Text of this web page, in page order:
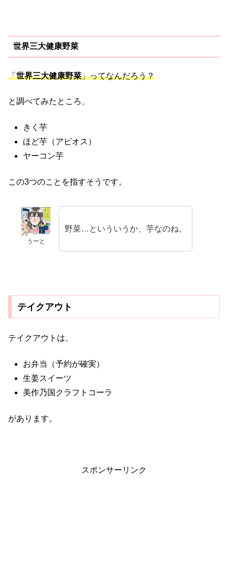
世界三大健康野菜
「世界三大健康野菜」ってなんだろう？
と調べてみたところ、
きく芋
ほど芋（アピオス）
ヤーコン芋
この3つのことを指すそうです。
うーと
野菜…といういうか、芋なのね。
テイクアウト
テイクアウトは、
お弁当（予約が確実）
生姜スイーツ
美作乃国クラフトコーラ
があります。
スポンサーリンク